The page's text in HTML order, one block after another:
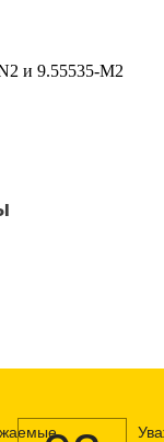
и 9.55535-M2